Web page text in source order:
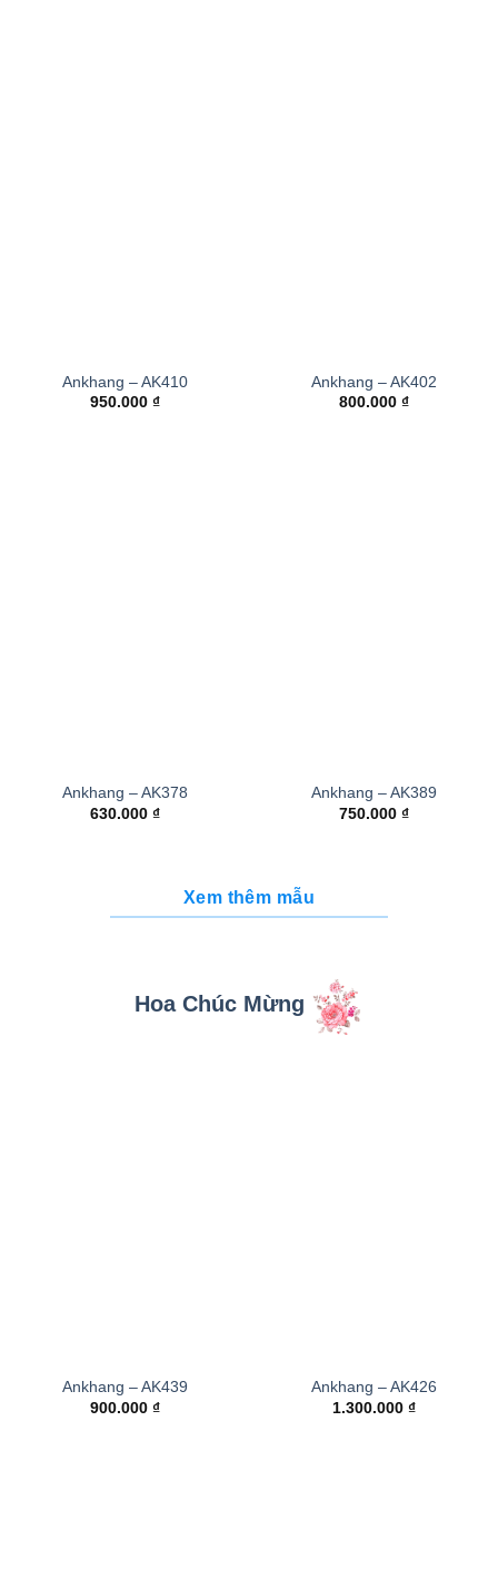
Ankhang – AK410
950.000 ₫
Ankhang – AK402
800.000 ₫
Ankhang – AK378
630.000 ₫
Ankhang – AK389
750.000 ₫
Xem thêm mẫu
Hoa Chúc Mừng
Ankhang – AK439
900.000 ₫
Ankhang – AK426
1.300.000 ₫